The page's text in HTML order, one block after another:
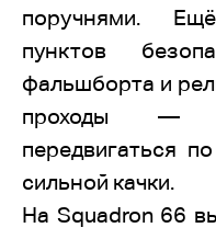
поручнями.
пунктов
фальшборта и
проходы —
передвигаться
сильной качки.
На Squadron 66